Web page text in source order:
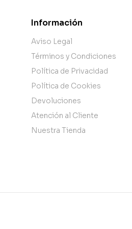
Información
Aviso Legal
Términos y Condiciones
Política de Privacidad
Política de Cookies
Devoluciones
Atención al Cliente
Nuestra Tienda